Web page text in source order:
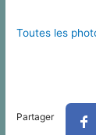
Toutes les
Partager